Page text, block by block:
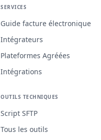
SERVICES
Guide facture électronique
Intégrateurs
Plateformes Agréées
Intégrations
OUTILS TECHNIQUES
Script SFTP
Tous les outils